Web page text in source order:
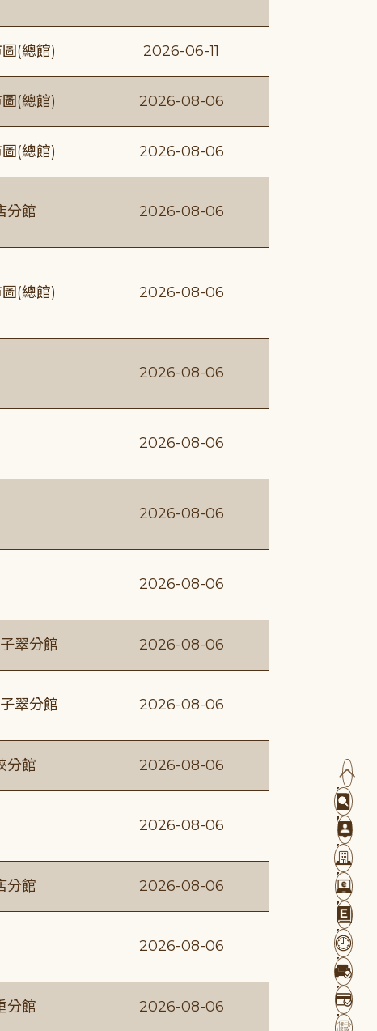
(總館) 2026-06-11
(總館) 2026-08-06
(總館) 2026-08-06
分館 2026-08-06
(總館) 2026-08-06
2026-08-06
2026-08-06
2026-08-06
2026-08-06
翠分館 2026-08-06
翠分館 2026-08-06
分館 2026-08-06
2026-08-06
分館 2026-08-06
2026-08-06
分館 2026-08-06